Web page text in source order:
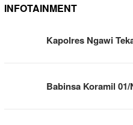
INFOTAINMENT
Kapolres Ngawi
Babinsa Koramil